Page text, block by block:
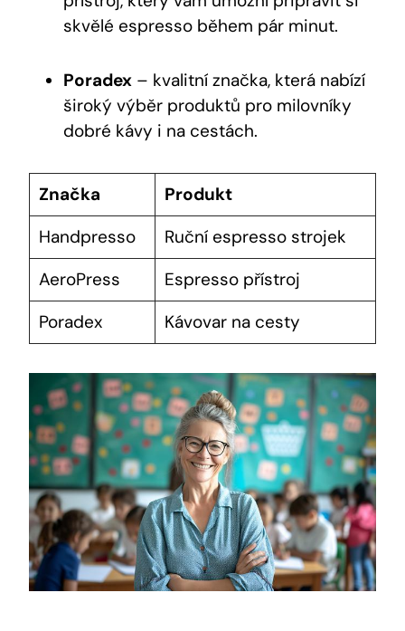
skvělé espresso během pár minut.
Poradex – kvalitní značka, která nabízí
široký výběr produktů pro milovníky
dobré kávy i na cestách.
Značka
Produkt
Handpresso
Ruční espresso strojek
AeroPress
Espresso přístroj
Poradex
Kávovar na cesty